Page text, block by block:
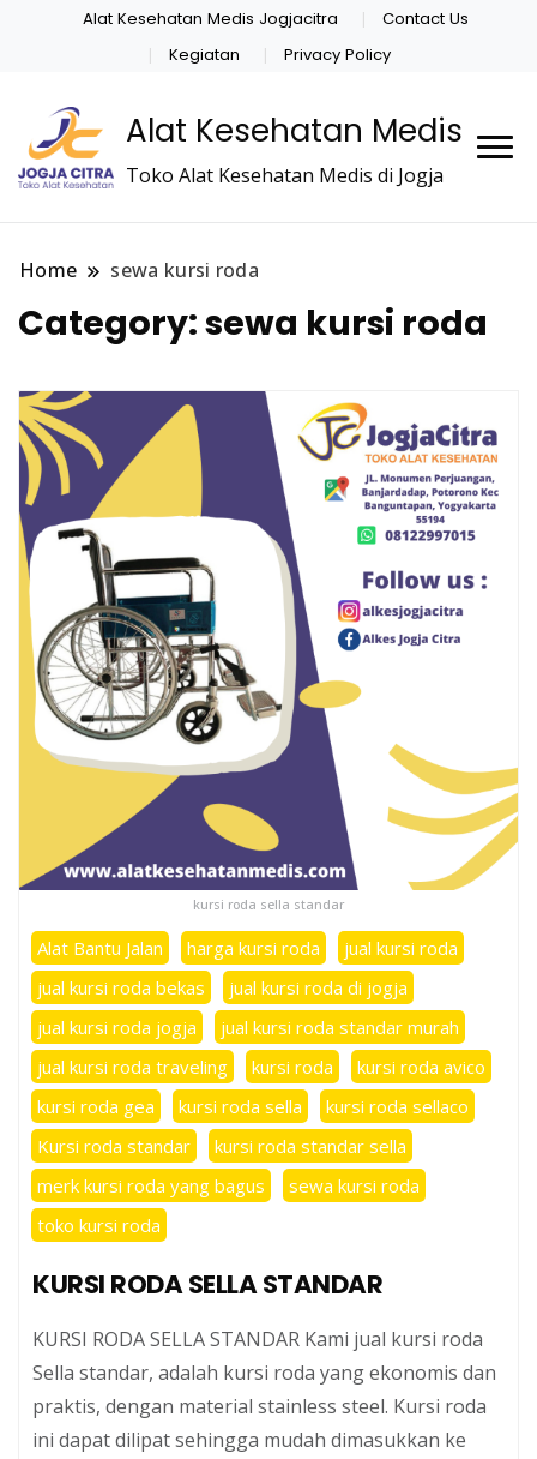
Alat Kesehatan Medis Jogjacitra
Contact Us
Kegiatan
Privacy Policy
Alat Kesehatan Medis
Toko Alat Kesehatan Medis di Jogja
Home sewa kursi roda
Category:sewa kursi roda
kursi roda sella standar
Alat Bantu Jalan harga kursi roda
jual kursi roda
jual kursi roda bekas
jual kursi roda di jogja
jual kursi roda jogja
jual kursi roda standar murah
jual kursi roda traveling
kursi roda
kursi roda avico
kursi roda gea
kursi roda sella
kursi roda sellaco
Kursi roda standar
kursi roda standar sella
merk kursi roda yang bagus
sewa kursi roda
toko kursi roda
KURSI RODA SELLA STANDAR
KURSI RODA SELLA STANDAR Kami jual kursi roda
Sella standar, adalah kursi roda yang ekonomis dan
praktis, dengan material stainless steel. Kursi roda
ini dapat dilipat sehingga mudah dimasukkan ke